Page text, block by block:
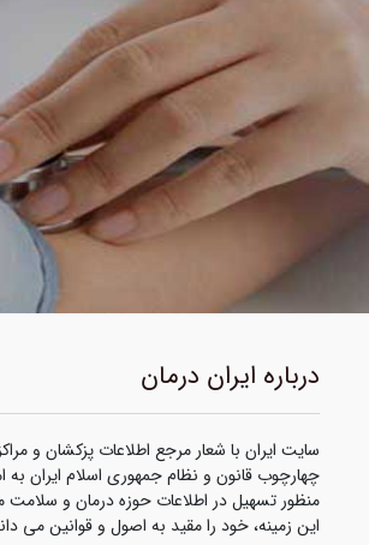
درباره ایران درمان
سایت ایران با شعار مرجع اطلاعات پزکشان و
چهارچوب قانون و نظام جمهوری اسلام ایران به
منظور تسهیل در اطلاعات حوزه درمان و سلامت
این زمینه، خود را مقید به اصول و قوانین می